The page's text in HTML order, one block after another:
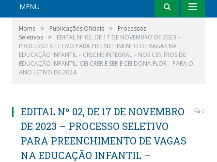
MENU
Home » Publicações Oficiais »
Processos
Seletivos »
EDITAL Nº 02, DE 17 DE NOVEMBRO DE 2023 –
PROCESSO SELETIVO PARA PREENCHIMENTO DE VAGAS NA
EDUCAÇÃO INFANTIL – CRECHE INTEGRAL – NOS CENTROS DE
EDUCAÇÃO INFANTIL: CEI CRER E SER E CEI DONA FLOR – PARA O
ANO LETIVO DE 2024
EDITAL Nº 02, DE 17 DE NOVEMBRO
DE 2023 – PROCESSO SELETIVO
PARA PREENCHIMENTO DE VAGAS
NA EDUCAÇÃO INFANTIL –
0